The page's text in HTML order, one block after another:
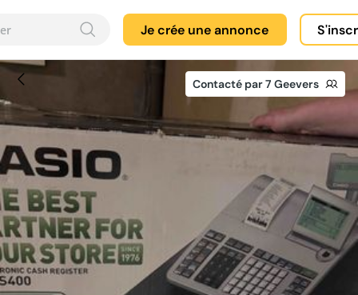
Je crée une annonce
Contacté par 7 Geevers